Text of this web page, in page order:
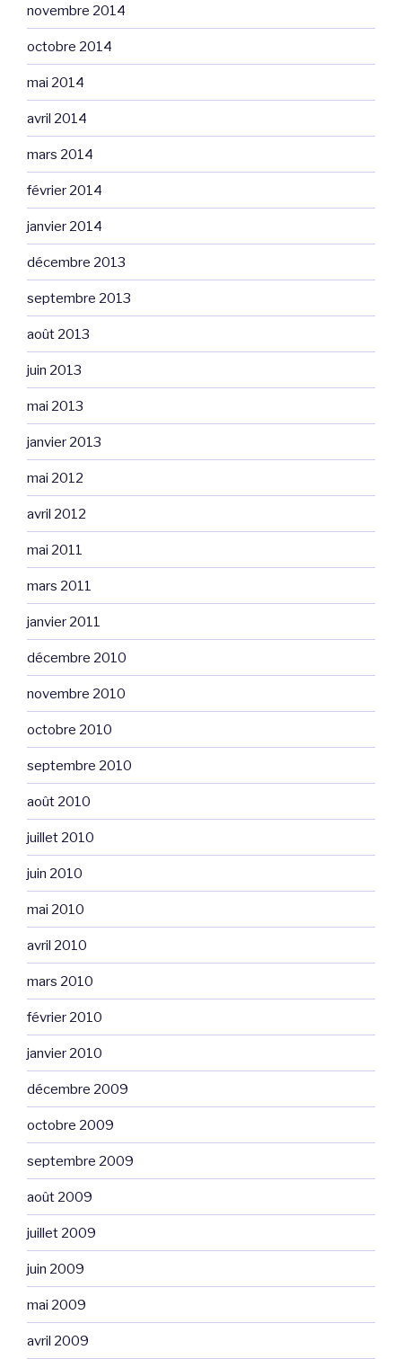
novembre 2014
octobre 2014
mai 2014
avril 2014
mars 2014
février 2014
janvier 2014
décembre 2013
septembre 2013
août 2013
juin 2013
mai 2013
janvier 2013
mai 2012
avril 2012
mai 2011
mars 2011
janvier 2011
décembre 2010
novembre 2010
octobre 2010
septembre 2010
août 2010
juillet 2010
juin 2010
mai 2010
avril 2010
mars 2010
février 2010
janvier 2010
décembre 2009
octobre 2009
septembre 2009
août 2009
juillet 2009
juin 2009
mai 2009
avril 2009